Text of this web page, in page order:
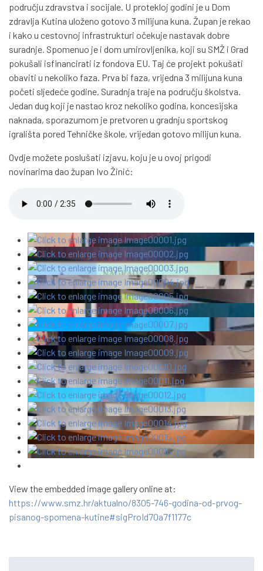
području zdravstva i socijale. U protekloj godini je u Dom
zdravlja Kutina uloženo gotovo 3 milijuna kuna. Župan je rekao
i kako u cestovnoj infrastrukturi očekuje nastavak dobre
suradnje. Spomenuo je i dom umirovljenika, koji su SMŽ i Grad
pokušali isfinancirati iz fondova EU. Taj će projekt pokušati
obaviti u nekoliko faza. Prva bi faza, vrijedna 3 milijuna kuna
početi sljedeće godine. Suradnja traje na području školstva.
Jedan dug koji je nastao kroz nekoliko godina, koncesijska
naknada, sporazumom je pretvoren u gradnju sportskog
igrališta pored Tehničke škole, vrijedan gotovo milijun kuna.
Ovdje možete poslušati izjavu, koju je u ovoj prigodi
novinarima dao župan Ivo Žinić:
View the embedded image gallery online at:
https://www.smz.hr/aktualno/8305-746-godina-od-prvog-
pisanog-spomena-kutine#sigProId70a7f1177c